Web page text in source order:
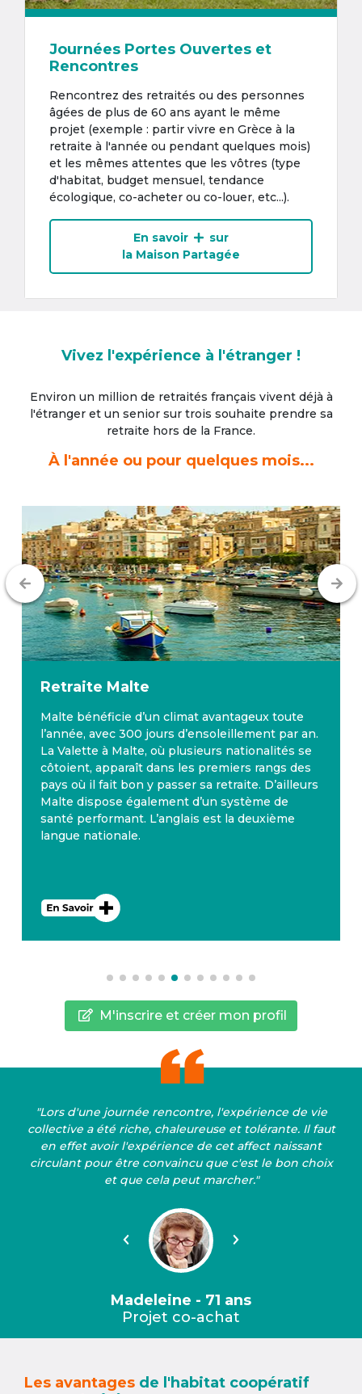
Journées Portes Ouvertes et
Rencontres
Rencontrez des retraités ou des personnes
âgées de plus de 60 ans ayant le même
projet (exemple : partir vivre en Grèce à la
retraite à l'année ou pendant quelques mois)
et les mêmes attentes que les vôtres (type
d'habitat, budget mensuel, tendance
écologique, co-acheter ou co-louer, etc...).
En savoir
sur
la Maison Partagée
Vivez l'expérience à l'étranger !
Environ un million de retraités français vivent déjà à
l'étrangeret un senior sur trois souhaite prendre sa
retraite hors de la France.
À l'année ou pour quelques mois...
Retraite Malte
Malte bénéficie d’un climat avantageux toute
l’année, avec 300 jours d’ensoleillement par an.
La Valette à Malte, où plusieurs nationalités se
côtoient, apparaît dans les premiers rangs des
pays où il fait bon y passer sa retraite. D’ailleurs
Malte dispose également d’un système de
santé performant. L’anglais est la deuxième
langue nationale.
M'inscrire et créer mon profil
"Lors d'une journée rencontre, l'expérience de vie
collective a été riche, chaleureuse et tolérante. Il faut
en effet avoir l'expérience de cet affect naissant
circulant pour être convaincu que c'est le bon choix
et que cela peut marcher."
Précédent Suivant
Madeleine - 71 ans
Projet co-achat
Les avantages de l'habitat coopératif